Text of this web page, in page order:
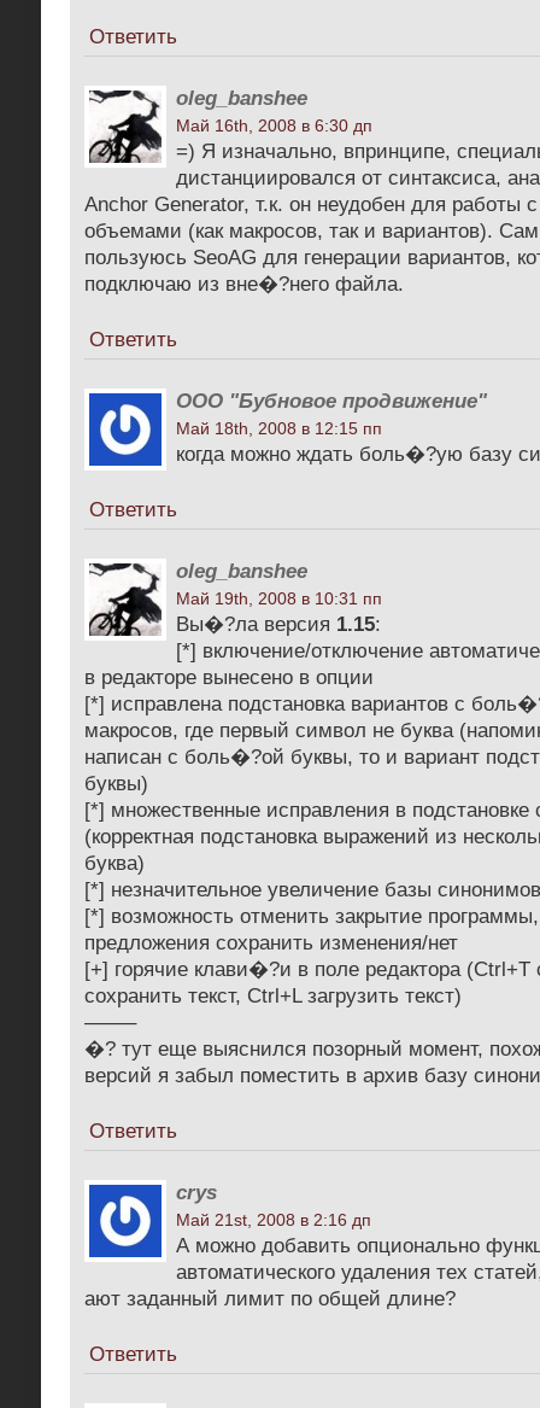
Ответить
oleg_banshee
Май 16th, 2008 в 6:30 дп
=) Я изначально, впринципе,
дистанциировался от синтаксиса,
Anchor Generator, т.к. он неудобен для
объемами (как макросов, так и вариантов).
пользуюсь SeoAG для генерации вариантов,
подключаю из вне�?него файла.
Ответить
ООО "Бубновое продвижение"
Май 18th, 2008 в 12:15 пп
когда можно ждать боль�?ую базу
Ответить
oleg_banshee
Май 19th, 2008 в 10:31 пп
Вы�?ла версия 1.15:
[*] включение/отключение
в редакторе вынесено в опции
[*] исправлена подстановка вариантов с
макросов, где первый символ не буква
написан с боль�?ой буквы, то и вариант
буквы)
[*] множественные исправления в подстановке
(корректная подстановка выражений из
буква)
[*] незначительное увеличение базы синонимов
[*] возможность отменить закрытие
предложения сохранить изменения/нет
[+] горячие клави�?и в поле редактора (Ctrl+T
сохранить текст, Ctrl+L загрузить текст)
——–
�? тут еще выяснился позорный момент,
версий я забыл поместить в архив базу
Ответить
crys
Май 21st, 2008 в 2:16 дп
А можно добавить опционально
автоматического удаления тех
ают заданный лимит по общей длине?
Ответить